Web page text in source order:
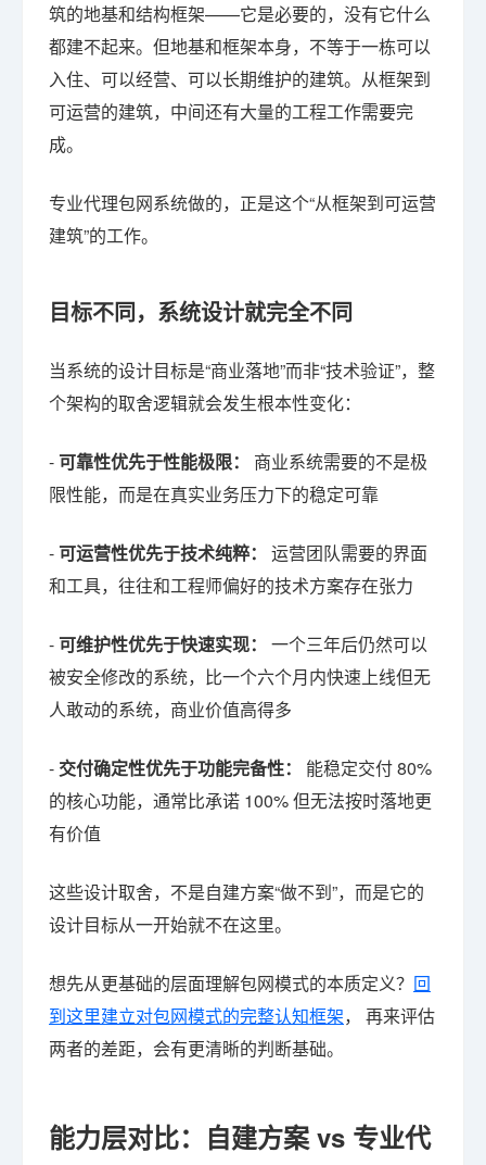
筑的地基和结构框架——它是必要的，没有它什么
都建不起来。但地基和框架本身，不等于一栋可以
入住、可以经营、可以长期维护的建筑。从框架到
可运营的建筑，中间还有大量的工程工作需要完
成。
专业代理包网系统做的，正是这个“从框架到可运营
建筑”的工作。
目标不同，系统设计就完全不同
当系统的设计目标是“商业落地”而非“技术验证”，整
个架构的取舍逻辑就会发生根本性变化：
- 可靠性优先于性能极限：
商业系统需要的不是极
限性能，而是在真实业务压力下的稳定可靠
- 可运营性优先于技术纯粹：
运营团队需要的界面
和工具，往往和工程师偏好的技术方案存在张力
- 可维护性优先于快速实现：
一个三年后仍然可以
被安全修改的系统，比一个六个月内快速上线但无
人敢动的系统，商业价值高得多
- 交付确定性优先于功能完备性：
能稳定交付 80%
的核心功能，通常比承诺 100% 但无法按时落地更
有价值
这些设计取舍，不是自建方案“做不到”，而是它的
设计目标从一开始就不在这里。
想先从更基础的层面理解包网模式的本质定义？ 回
到这里建立对包网模式的完整认知框架， 再来评估
两者的差距，会有更清晰的判断基础。
能力层对比：自建方案 vs 专业代